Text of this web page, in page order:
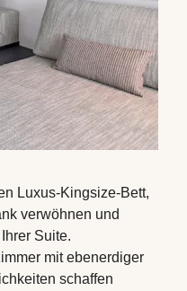
Luxus-Kingsize-Bett,
verwöhnen und
Suite.
mit ebenerdiger
schaffen